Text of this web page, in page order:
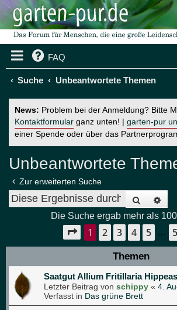
FAQ
Suche Unbeantwortete Themen
News: Problem bei der Anmeldung? Bitte
Kontaktformular ganz unten! | garten-pur
einer Spende oder über das
Unbeantwortete
Zur erweiterten Suche
Suche
Die Suche ergab mehr als
Seite 1von 50
1 2 3 4 5 …
Themen
Saatgut Allium Fritillaria
Letzter Beitrag von schippy « 4.
Verfasst in Das grüne Brett